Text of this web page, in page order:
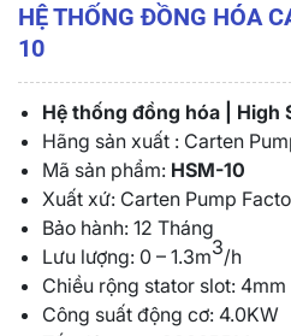
HỆ THỐNG ĐỒNG HÓA
10
Hệ thống đồng hóa | High
Hãng sản xuất : Carten
Mã sản phẩm: HSM-10
Xuất xứ: Carten Pump
Bảo hành: 12 Tháng
Lưu lượng: 0 – 1.3m3/h
Chiều rộng stator slot: 4mm
Công suất động cơ: 4.0KW